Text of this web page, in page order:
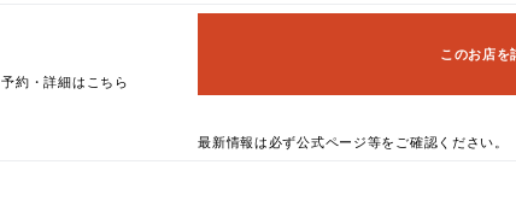
予約・詳細はこちら
このお店を
最新情報は必ず公式ページ等をご確認ください。